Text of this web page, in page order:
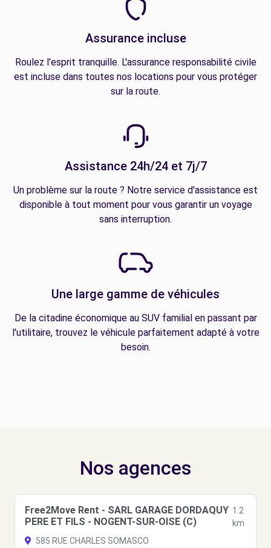
Assurance incluse
Roulez l'esprit tranquille. L'assurance responsabilité civile
est incluse dans toutes nos locations pour vous protéger
sur la route.
Assistance 24h/24 et 7j/7
Un problème sur la route ? Notre service d'assistance est
disponible à tout moment pour vous garantir un voyage
sans interruption.
Une large gamme de véhicules
De la citadine économique au SUV familial en passant par
l'utilitaire, trouvez le véhicule parfaitement adapté à votre
besoin.
Nos agences
Free2Move Rent - SARL GARAGE DORDAQUY
PERE ET FILS - NOGENT-SUR-OISE (C)
1.2
km
585 RUE CHARLES SOMASCO